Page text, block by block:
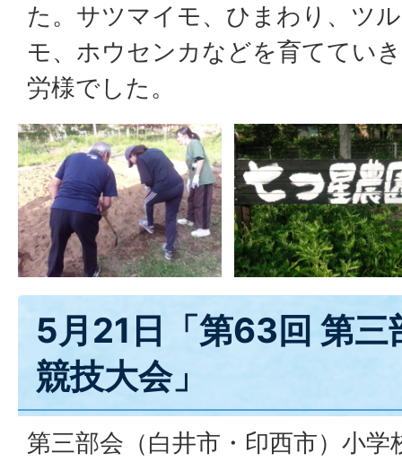
た。サツマイモ、ひまわり、ツ
モ、ホウセンカなどを育ててい
労様でした。
5月21日「第63回 第三
競技大会」
第三部会（白井市・印西市）小